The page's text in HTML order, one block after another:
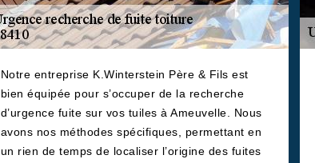
Notre entreprise K.Winterstein Père & Fils est
bien équipée pour s’occuper de la recherche
d’urgence fuite sur vos tuiles à Ameuvelle. Nous
avons nos méthodes spécifiques, permettant en
un rien de temps de localiser l’origine des fuites